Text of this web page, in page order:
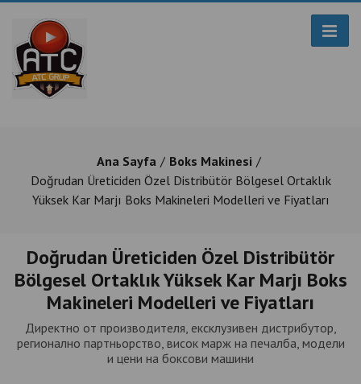
Ana Sayfa
Boks Makinesi
Doğrudan Üreticiden Özel Distribütör Bölgesel Ortaklık
Yüksek Kar Marjı Boks Makineleri Modelleri ve Fiyatları
Doğrudan Üreticiden Özel Distribütör
Bölgesel Ortaklık Yüksek Kar Marjı Boks
Makineleri Modelleri ve Fiyatları
Директно от производителя, ексклузивен дистрибутор,
регионално партньорство, висок марж на печалба, модели
и цени на боксови машини